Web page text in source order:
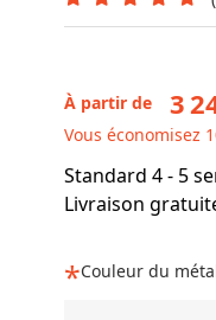
À partir de 3
Vous économisez
Standard 4 - 5
Livraison
Couleur du